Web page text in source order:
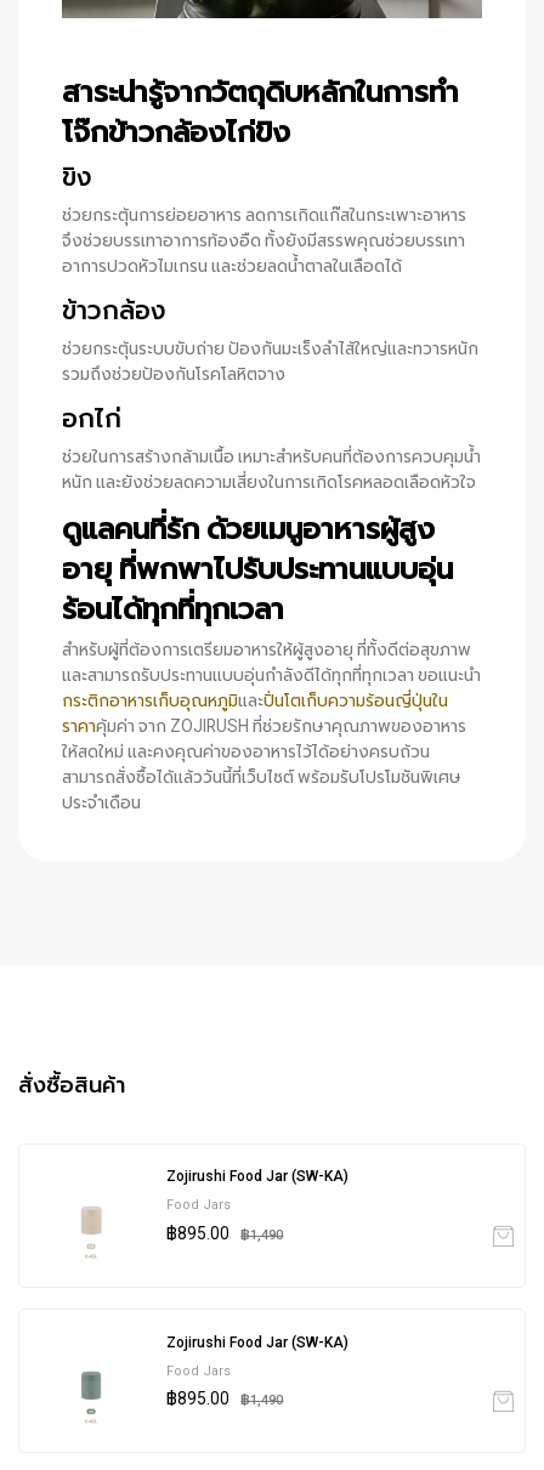
สาระน่ารู้จากวัตถุดิบหลักในการทำ
โจ๊กข้าวกล้องไก่ขิง
ขิง
ช่วยกระตุ้นการย่อยอาหาร ลดการเกิดแก๊สในกระเพาะอาหาร
จึงช่วยบรรเทาอาการท้องอืด ทั้งยังมีสรรพคุณช่วยบรรเทา
อาการปวดหัวไมเกรน และช่วยลดน้ำตาลในเลือดได้
ข้าวกล้อง
ช่วยกระตุ้นระบบขับถ่าย ป้องกันมะเร็งลำไส้ใหญ่และทวารหนัก
รวมถึงช่วยป้องกันโรคโลหิตจาง
อกไก่
ช่วยในการสร้างกล้ามเนื้อ เหมาะสำหรับคนที่ต้องการควบคุมน้ำ
หนัก และยังช่วยลดความเสี่ยงในการเกิดโรคหลอดเลือดหัวใจ
ดูแลคนที่รัก ด้วยเมนูอาหารผู้สูง
อายุ ที่พกพาไปรับประทานแบบอุ่น
ร้อนได้ทุกที่ทุกเวลา
สำหรับผู้ที่ต้องการเตรียมอาหารให้ผู้สูงอายุ ที่ทั้งดีต่อสุขภาพ
และสามารถรับประทานแบบอุ่นกำลังดีได้ทุกที่ทุกเวลา ขอแนะนำ
กระติกอาหารเก็บอุณหภูมิและปิ่นโตเก็บความร้อนญี่ปุ่นใน
ราคาคุ้มค่า จาก ZOJIRUSH ที่ช่วยรักษาคุณภาพของอาหาร
ให้สดใหม่ และคงคุณค่าของอาหารไว้ได้อย่างครบถ้วน
สามารถสั่งซื้อได้แล้ววันนี้ที่เว็บไซต์ พร้อมรับโปรโมชันพิเศษ
ประจำเดือน
สั่งซื้อสินค้า
Zojirushi Food Jar (SW-KA)
Food Jars
฿895.00 ฿1,490
Zojirushi Food Jar (SW-KA)
Food Jars
฿895.00 ฿1,490